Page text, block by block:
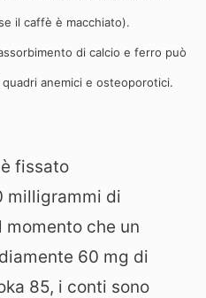
il caffè è macchiato).
di calcio e ferro può
quadri anemici e osteoporotici.
fissato
milligrammi di
momento che un
60 mg di
85, i conti sono